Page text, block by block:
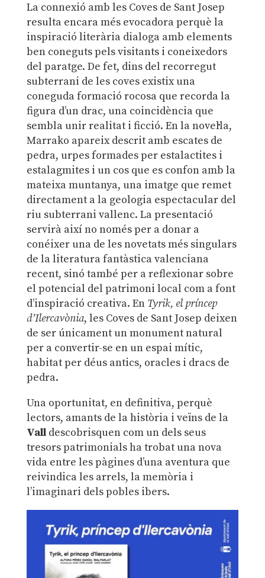
La connexió amb les Coves de Sant Josep
resulta encara més evocadora perquè la
inspiració literària dialoga amb elements
ben coneguts pels visitants i coneixedors
del paratge. De fet, dins del recorregut
subterrani de les coves existix una
coneguda formació rocosa que recorda la
figura d’un drac, una coincidència que
sembla unir realitat i ficció. En la novel·la,
Marrako apareix descrit amb escates de
pedra, urpes formades per estalactites i
estalagmites i un cos que es confon amb la
mateixa muntanya, una imatge que remet
directament a la geologia espectacular del
riu subterrani vallenc. La presentació
servirà així no només per a donar a
conéixer una de les novetats més singulars
de la literatura fantàstica valenciana
recent, sinó també per a reflexionar sobre
el potencial del patrimoni local com a font
d’inspiració creativa. En Tyrik, el príncep
d’Ilercavònia, les Coves de Sant Josep deixen
de ser únicament un monument natural
per a convertir-se en un espai mític,
habitat per déus antics, oracles i dracs de
pedra.
Una oportunitat, en definitiva, perquè
lectors, amants de la història i veïns de la
Valldescobrisquen com un dels seus
tresors patrimonials ha trobat una nova
vida entre les pàgines d’una aventura que
reivindica les arrels, la memòria i
l’imaginari dels pobles ibers.